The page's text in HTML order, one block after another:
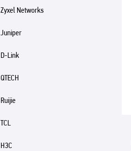
Zyxel Networks
Juniper
D-Link
QTECH
Ruijie
TCL
H3C